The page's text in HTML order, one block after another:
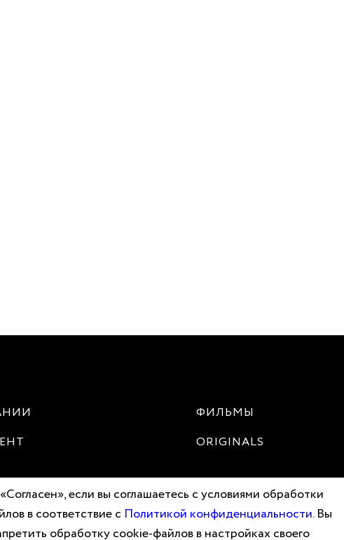
ФИЛЬМЫ
ORIGINALS
если вы соглашаетесь с условиями обработки
в соответствие с Политикой конфиденциальности.Вы
обработку cookie-файлов в настройках своего